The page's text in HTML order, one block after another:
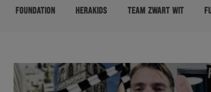
FOUNDATION HERAKIDS TEAM ZWART WIT